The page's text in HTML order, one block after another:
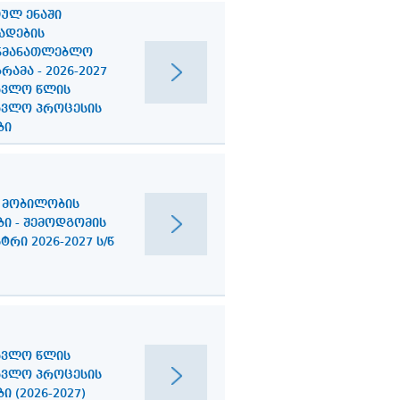
ᲔᲜᲐᲨᲘ
- 2026-2027
ᲬᲚᲘᲡ
ᲞᲠᲝᲪᲔᲡᲘᲡ
ᲛᲝᲑᲘᲚᲝᲑᲘᲡ
- ᲨᲔᲛᲝᲓᲒᲝᲛᲘᲡ
ᲡᲔᲛᲔᲡᲢᲠᲘ 2026-2027 Ს/Წ
ᲬᲚᲘᲡ
ᲞᲠᲝᲪᲔᲡᲘᲡ
(2026-2027)